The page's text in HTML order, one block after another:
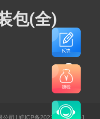
包(全)
司 | 皖ICP备2023003141号-1